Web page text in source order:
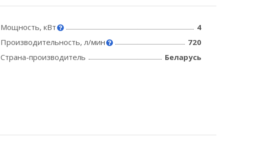
Мощность, кВт
4
Производительность, л/мин
720
Страна-производитель Беларусь